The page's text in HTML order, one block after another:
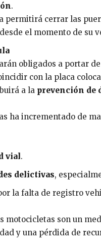
.
permitirá cerrar las
el momento de su
obligados a portar
con la placa
a la prevención de
ha incrementado de
vial.
delictivas,
la falta de registro
motocicletas son un
y una pérdida de